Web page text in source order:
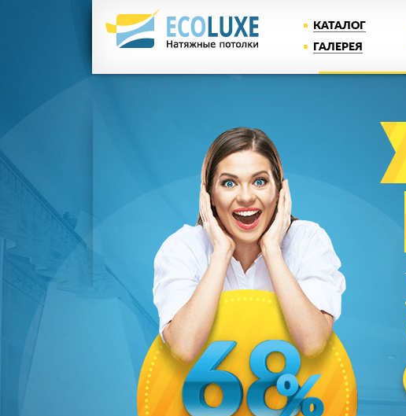
КАТАЛОГ
ГАЛЕРЕЯ